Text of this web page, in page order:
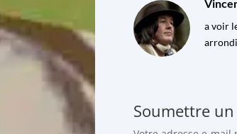
a voir
Soumettre